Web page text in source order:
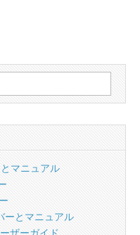
マニュアル
ーとマニュアル